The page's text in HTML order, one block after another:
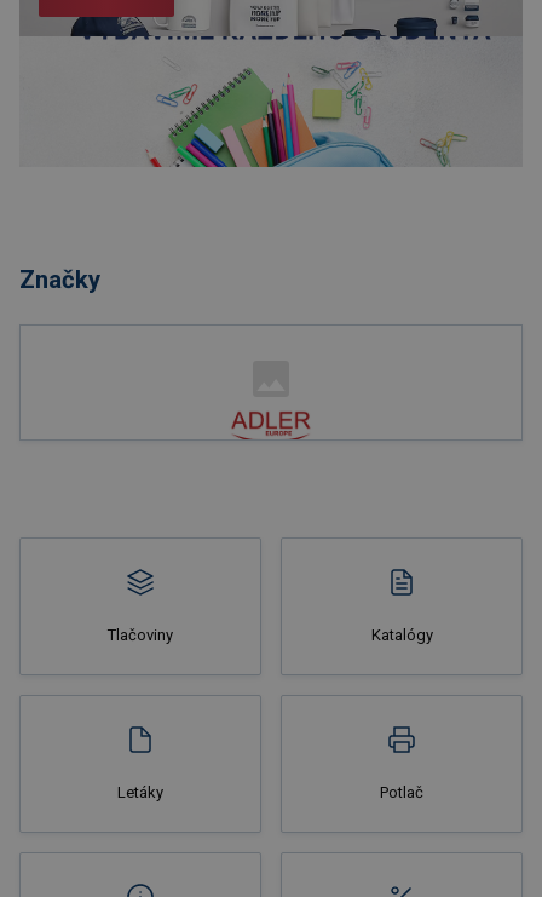
Značky
Tlačoviny Katalógy
Letáky Potlač